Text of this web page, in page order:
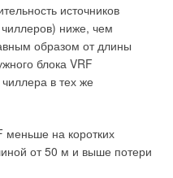
источников
ниже, чем
образом от длины
блока VRF
в тех же
меньше на коротких
от 50 м и выше потери